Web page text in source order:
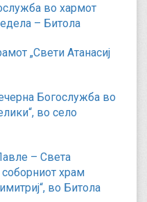
во хармот
– Битола
„Свети Атанасиј
Богослужба во
во село
– Света
соборниот храм
во Битола